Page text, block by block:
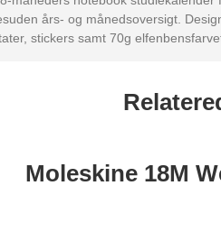
års- og månedsoversigt.
stickers samt 70g
Moleskine 18M